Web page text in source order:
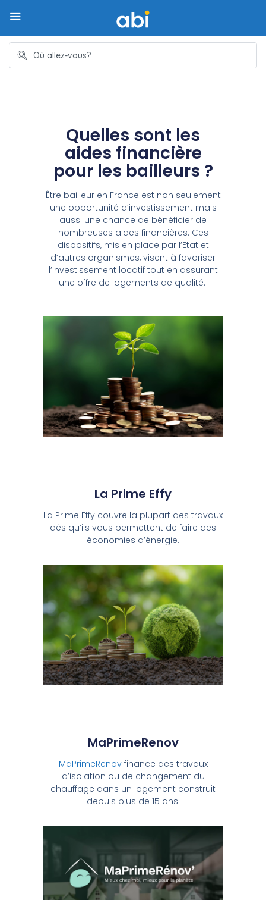
Quelles sont les
aides financière
pour les bailleurs ?
Être bailleur en France est non seulement
une opportunité d’investissement mais
aussi une chance de bénéficier de
nombreuses aides financières. Ces
dispositifs, mis en place par l’Etat et
d’autres organismes, visent à favoriser
l’investissement locatif tout en assurant
une offre de logements de qualité.
La Prime Effy
La Prime Effy couvre la plupart des travaux
dès qu’ils vous permettent de faire des
économies d’énergie.
MaPrimeRenov
MaPrimeRenovfinance des travaux
d’isolation ou de changement du
chauffage dans un logement construit
depuis plus de 15 ans.